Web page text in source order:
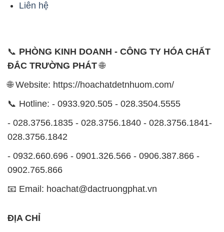
Liên hệ
📞 PHÒNG KINH DOANH - CÔNG TY HÓA CHẤT
ĐẮC TRƯỜNG PHÁT🌐
🌐 Website: https://hoachatdetnhuom.com/
📞 Hotline: - 0933.920.505 - 028.3504.5555
- 028.3756.1835 - 028.3756.1840 - 028.3756.1841-
028.3756.1842
- 0932.660.696 - 0901.326.566 - 0906.387.866 -
0902.765.866
📧 Email: hoachat@dactruongphat.vn
ĐỊA CHỈ